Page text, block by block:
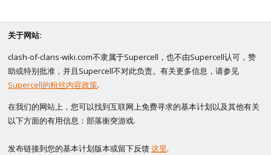
关于网站:
clash-of-clans-wiki.com不隶属于Supercell，也不由Supercell认可，赞
助或特别批准，并且Supercell不对此负责。有关更多信息，请参见
Supercell的粉丝内容政策.
在我们的网站上，您可以找到互联网上免费寻求的基本计划以及其他有关
以下方面的有用信息：部落衝突游戏.
发布链接到您的基本计划版本或留下反馈这里.